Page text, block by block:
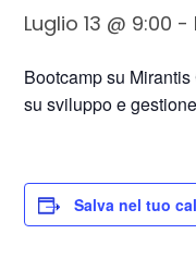
Luglio 13 @ 9:00 -
Bootcamp su
su sviluppo e
Salva nel tuo